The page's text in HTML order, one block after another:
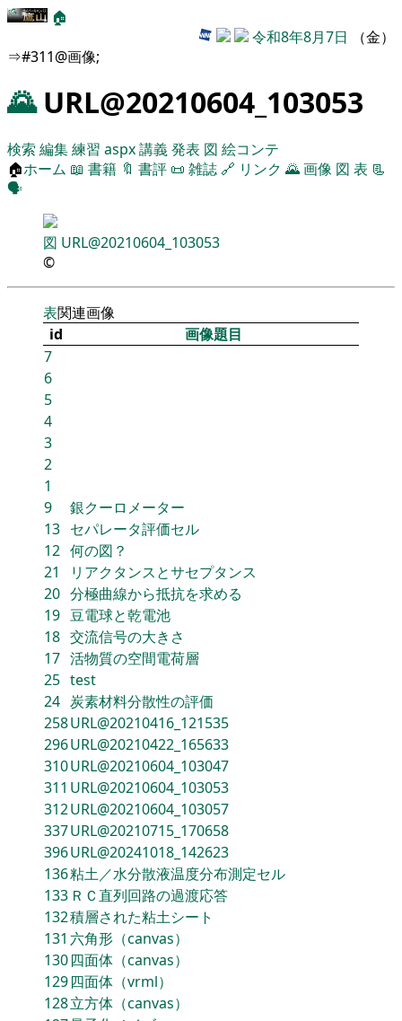
🏠
令和8年8月7日 （金）
⇒#311@画像;
🌄URL@20210604_103053
検索 編集練習 aspx講義発表 図 絵コンテ
🏠ホーム 📖 書籍 🔖 書評 📜 雑誌 🔗 リンク 🌄画像 図 表 📃
🗣️
図 URL@20210604_103053
©
表関連画像
id
画像題目
7
6
5
4
3
2
1
9
銀クーロメーター
13 セパレータ評価セル
12 何の図？
21
リアクタンスとサセプタンス
20 分極曲線から抵抗を求める
19 豆電球と乾電池
18 交流信号の大きさ
17 活物質の空間電荷層
25 test
24 炭素材料分散性の評価
258URL@20210416_121535
296URL@20210422_165633
310URL@20210604_103047
311 URL@20210604_103053
312URL@20210604_103057
337URL@20210715_170658
396URL@20241018_142623
136粘土／水分散液温度分布測定セル
133 ＲＣ直列回路の過渡応答
132積層された粘土シート
131 六角形（canvas）
130四面体（canvas）
129四面体（vrml）
128立方体（canvas）